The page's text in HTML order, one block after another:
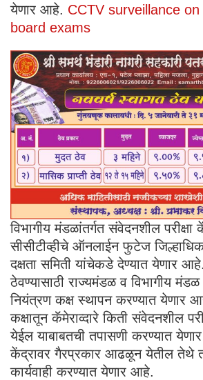
येणार आहे. CCTV surveillance
board exams
विभागीय मंडळांतर्गत संवेदनशील परीक्षा
सीसीटीव्हीचे ऑनलाईन फुटेज
दक्षता समिती यांचेकडे देण्यात येणार
ठेवण्यासाठी राज्यमंडळ व विभागीय मंडळ
नियंत्रण कक्ष स्थापन करण्यात येणार
कक्षातून कॅमेराव्दारे किती संवेदनशील
येईल याबाबतची तपासणी करण्यात
केंद्रावर गैरप्रकार आढळून येतील तेथे
कार्यवाही करण्यात येणार आहे.